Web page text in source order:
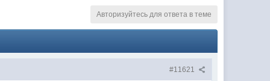
Авторизуйтесь для ответа в теме
#11621